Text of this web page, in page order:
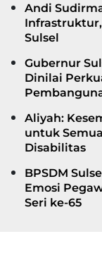
Andi
Infrastruktur,
Sulsel
Gubernur
Dinilai
Aliyah:
untuk
Disabilitas
BPSDM
Emosi
Seri ke-65